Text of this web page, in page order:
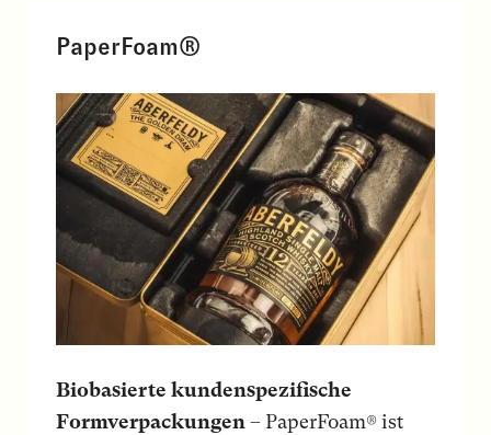
PaperFoam®
Biobasierte kundenspezifische
Formverpackungen – PaperFoam® ist